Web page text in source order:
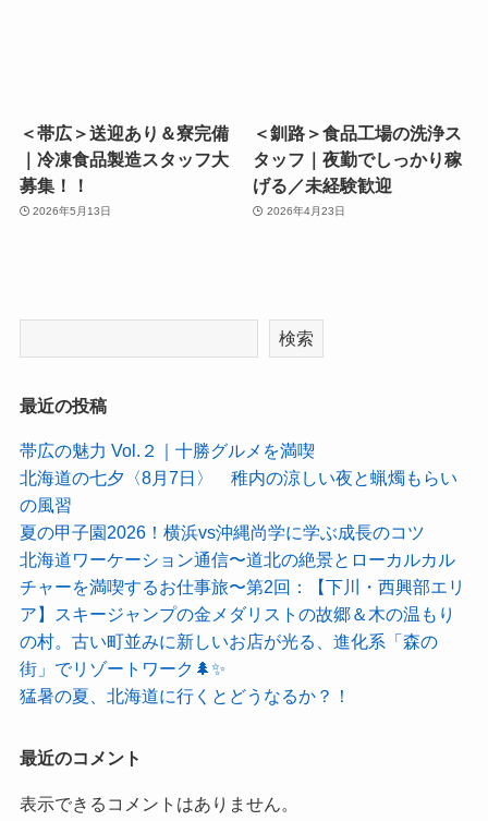
＜帯広＞送迎あり＆寮完備
｜冷凍食品製造スタッフ大
募集！！
2026年5月13日
＜釧路＞食品工場の洗浄ス
タッフ｜夜勤でしっかり稼
げる／未経験歓迎
2026年4月23日
検索
最近の投稿
帯広の魅力 Vol.２｜十勝グルメを満喫
北海道の七夕〈8月7日〉 稚内の涼しい夜と蝋燭もらい
の風習
夏の甲子園2026！横浜vs沖縄尚学に学ぶ成長のコツ
北海道ワーケーション通信〜道北の絶景とローカルカル
チャーを満喫するお仕事旅〜第2回：【下川・西興部エリ
ア】スキージャンプの金メダリストの故郷＆木の温もり
の村。古い町並みに新しいお店が光る、進化系「森の
街」でリゾートワーク🌲✨
猛暑の夏、北海道に行くとどうなるか？！
最近のコメント
表示できるコメントはありません。